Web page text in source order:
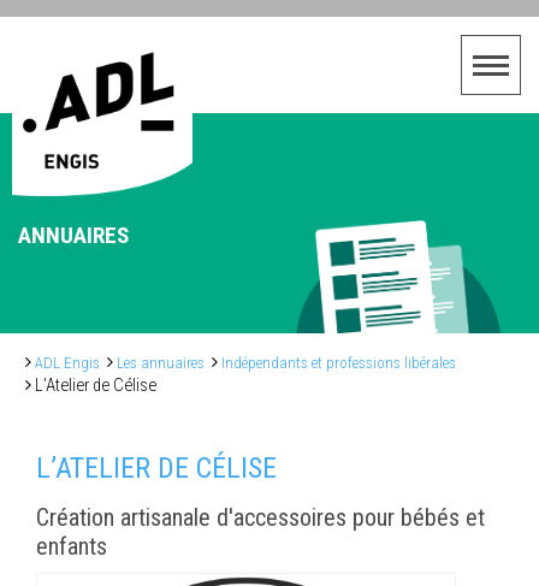
ANNUAIRES
ADL Engis Les annuaires Indépendants et professions libérales
L’Atelier de Célise
L’ATELIER DE CÉLISE
Création artisanale d'accessoires pour bébés et
enfants